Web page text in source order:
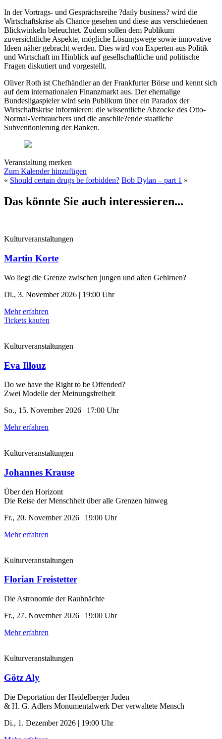
In der Vortrags- und Gesprächsreihe ?daily business? wird die
Wirtschaftskrise als Chance gesehen und diese aus verschiedenen
Blickwinkeln beleuchtet. Zudem sollen dem Publikum
zuversichtliche Aspekte, mögliche Lösungswege sowie innovative
Ideen näher gebracht werden. Dies wird von Experten aus Politik
und Wirtschaft im Hinblick auf gesellschaftliche und politische
Fragen diskutiert und vorgestellt.
Oliver Roth ist Chefhändler an der Frankfurter Börse und kennt sich
auf dem internationalen Finanzmarkt aus. Der ehemalige
Bundesligaspieler wird sein Publikum über ein Paradox der
Wirtschaftskrise informieren: die wissentliche Abzocke des Otto-
Normal-Verbrauchers und die anschlie?ende staatliche
Subventionierung der Banken.
Veranstaltung merken
Zum Kalender hinzufügen
« Should certain drugs be forbidden? Bob Dylan – part 1 »
Das könnte Sie auch interessieren...
Kulturveranstaltungen
Martin Korte
Wo liegt die Grenze zwischen jungen und alten Gehirnen?
Di., 3. November 2026 | 19:00 Uhr
Mehr erfahren
Tickets kaufen
Kulturveranstaltungen
Eva Illouz
Do we have the Right to be Offended?
Zwei Modelle der Meinungsfreiheit
So., 15. November 2026 | 17:00 Uhr
Mehr erfahren
Kulturveranstaltungen
Johannes Krause
Über den Horizont
Die Reise der Menschheit über alle Grenzen hinweg
Fr., 20. November 2026 | 19:00 Uhr
Mehr erfahren
Kulturveranstaltungen
Florian Freistetter
Die Astronomie der ­Rauhnächte
Fr., 27. November 2026 | 19:00 Uhr
Mehr erfahren
Kulturveranstaltungen
Götz Aly
Die Deportation der ­Heidelberger Juden
& H. G. Adlers Monumentalwerk Der verwaltete Mensch
Di., 1. Dezember 2026 | 19:00 Uhr